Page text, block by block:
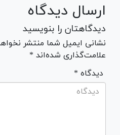
ارسال دیدگاه
دیدگاهتان را بنویسید
نشانی ایمیل شما منتشر
علامت‌گذاری شده‌اند *
* دیدگاه